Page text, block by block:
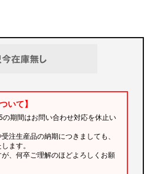
いて】
期間はお問い合わせ対応を休止い
注生産品の納期につきましても、
ます。
、何卒ご理解のほどよろしくお願